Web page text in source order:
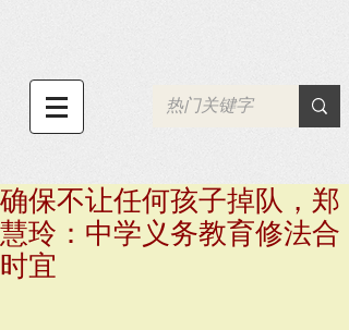
确保不让任何孩子掉队，郑
慧玲：中学义务教育修法合
时宜